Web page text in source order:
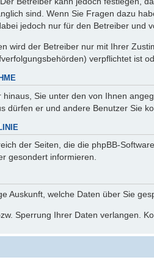
sind. Wenn Sie Fragen dazu
jedoch nur für den Betreiber und
wird der Betreiber nur mit Ihrer
verpflichtet ist
Sie unter den von Ihnen
dürfen er und andere Benutzer Sie
der Seiten, die die phpBB-
gesondert informieren.
Auskunft, welche Daten über Sie
Sperrung Ihrer Daten verlangen.